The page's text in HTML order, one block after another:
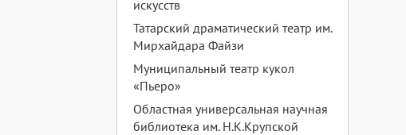
искусств
Татарский драматический театр им.
Мирхайдара Файзи
Муниципальный театр кукол
«Пьеро»
Областная универсальная научная
библиотека им. Н.К.Крупской